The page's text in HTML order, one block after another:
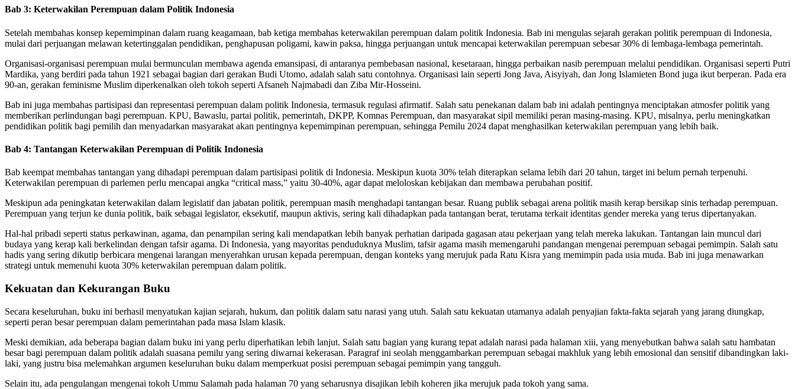
Bab 3: Keterwakilan Perempuan dalam Politik Indonesia
Setelah membahas konsep kepemimpinan dalam ruang keagamaan, bab ketiga membahas keterwakilan perempuan dalam politik Indonesia. Bab ini mengulas sejarah gerakan politik perempuan di Indonesia,
mulai dari perjuangan melawan ketertinggalan pendidikan, penghapusan poligami, kawin paksa, hingga perjuangan untuk mencapai keterwakilan perempuan sebesar 30% di lembaga-lembaga pemerintah.
Organisasi-organisasi perempuan mulai bermunculan membawa agenda emansipasi, di antaranya pembebasan nasional, kesetaraan, hingga perbaikan nasib perempuan melalui pendidikan. Organisasi seperti Putri
Mardika, yang berdiri pada tahun 1921 sebagai bagian dari gerakan Budi Utomo, adalah salah satu contohnya. Organisasi lain seperti Jong Java, Aisyiyah, dan Jong Islamieten Bond juga ikut berperan. Pada era
90-an, gerakan feminisme Muslim diperkenalkan oleh tokoh seperti Afsaneh Najmabadi dan Ziba Mir-Hosseini.
Bab ini juga membahas partisipasi dan representasi perempuan dalam politik Indonesia, termasuk regulasi afirmatif. Salah satu penekanan dalam bab ini adalah pentingnya menciptakan atmosfer politik yang
memberikan perlindungan bagi perempuan. KPU, Bawaslu, partai politik, pemerintah, DKPP, Komnas Perempuan, dan masyarakat sipil memiliki peran masing-masing. KPU, misalnya, perlu meningkatkan
pendidikan politik bagi pemilih dan menyadarkan masyarakat akan pentingnya kepemimpinan perempuan, sehingga Pemilu 2024 dapat menghasilkan keterwakilan perempuan yang lebih baik.
Bab 4: Tantangan Keterwakilan Perempuan di Politik Indonesia
Bab keempat membahas tantangan yang dihadapi perempuan dalam partisipasi politik di Indonesia. Meskipun kuota 30% telah diterapkan selama lebih dari 20 tahun, target ini belum pernah terpenuhi.
Keterwakilan perempuan di parlemen perlu mencapai angka “critical mass,” yaitu 30-40%, agar dapat meloloskan kebijakan dan membawa perubahan positif.
Meskipun ada peningkatan keterwakilan dalam legislatif dan jabatan politik, perempuan masih menghadapi tantangan besar. Ruang publik sebagai arena politik masih kerap bersikap sinis terhadap perempuan.
Perempuan yang terjun ke dunia politik, baik sebagai legislator, eksekutif, maupun aktivis, sering kali dihadapkan pada tantangan berat, terutama terkait identitas gender mereka yang terus dipertanyakan.
Hal-hal pribadi seperti status perkawinan, agama, dan penampilan sering kali mendapatkan lebih banyak perhatian daripada gagasan atau pekerjaan yang telah mereka lakukan. Tantangan lain muncul dari
budaya yang kerap kali berkelindan dengan tafsir agama. Di Indonesia, yang mayoritas penduduknya Muslim, tafsir agama masih memengaruhi pandangan mengenai perempuan sebagai pemimpin. Salah satu
hadis yang sering dikutip berbicara mengenai larangan menyerahkan urusan kepada perempuan, dengan konteks yang merujuk pada Ratu Kisra yang memimpin pada usia muda. Bab ini juga menawarkan
strategi untuk memenuhi kuota 30% keterwakilan perempuan dalam politik.
Kekuatan dan Kekurangan Buku
Secara keseluruhan, buku ini berhasil menyatukan kajian sejarah, hukum, dan politik dalam satu narasi yang utuh. Salah satu kekuatan utamanya adalah penyajian fakta-fakta sejarah yang jarang diungkap,
seperti peran besar perempuan dalam pemerintahan pada masa Islam klasik.
Meski demikian, ada beberapa bagian dalam buku ini yang perlu diperhatikan lebih lanjut. Salah satu bagian yang kurang tepat adalah narasi pada halaman xiii, yang menyebutkan bahwa salah satu hambatan
besar bagi perempuan dalam politik adalah suasana pemilu yang sering diwarnai kekerasan. Paragraf ini seolah menggambarkan perempuan sebagai makhluk yang lebih emosional dan sensitif dibandingkan laki-
laki, yang justru bisa melemahkan argumen keseluruhan buku dalam memperkuat posisi perempuan sebagai pemimpin yang tangguh.
Selain itu, ada pengulangan mengenai tokoh Ummu Salamah pada halaman 70 yang seharusnya disajikan lebih koheren jika merujuk pada tokoh yang sama.